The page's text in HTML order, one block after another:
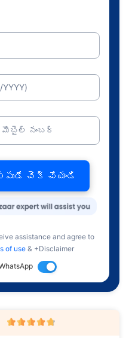
మొబైల్ నంబర్
చెక్ చేయండి
assistance and agree to
of use & +Disclaimer